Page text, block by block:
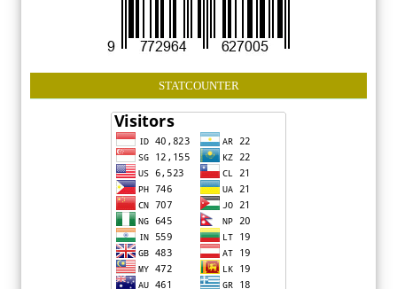
STATCOUNTER